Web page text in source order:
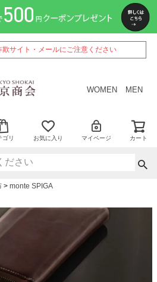
サイト・メールにご注意ください
WOMEN MEN
ゴリ お気に入り マイページ カート
monte SPIGA
ペー
ジト
ップ
へ